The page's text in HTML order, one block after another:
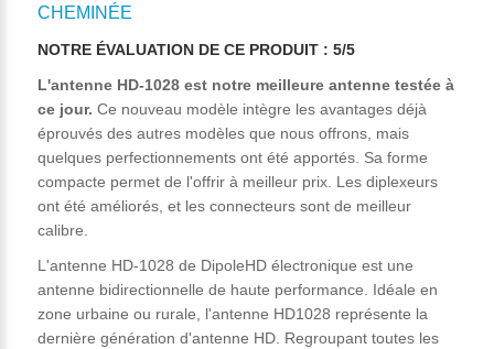
CHEMINÉE
NOTRE ÉVALUATION DE CE PRODUIT : 5/5
L'antenne HD-1028 est notre meilleure antenne testée à
ce jour. Ce nouveau modèle intègre les avantages déjà
éprouvés des autres modèles que nous offrons, mais
quelques perfectionnements ont été apportés. Sa forme
compacte permet de l'offrir à meilleur prix. Les diplexeurs
ont été améliorés, et les connecteurs sont de meilleur
calibre.
L'antenne HD-1028 de DipoleHD électronique est une
antenne bidirectionnelle de haute performance. Idéale en
zone urbaine ou rurale, l'antenne HD1028 représente la
dernière génération d'antenne HD. Regroupant toutes les